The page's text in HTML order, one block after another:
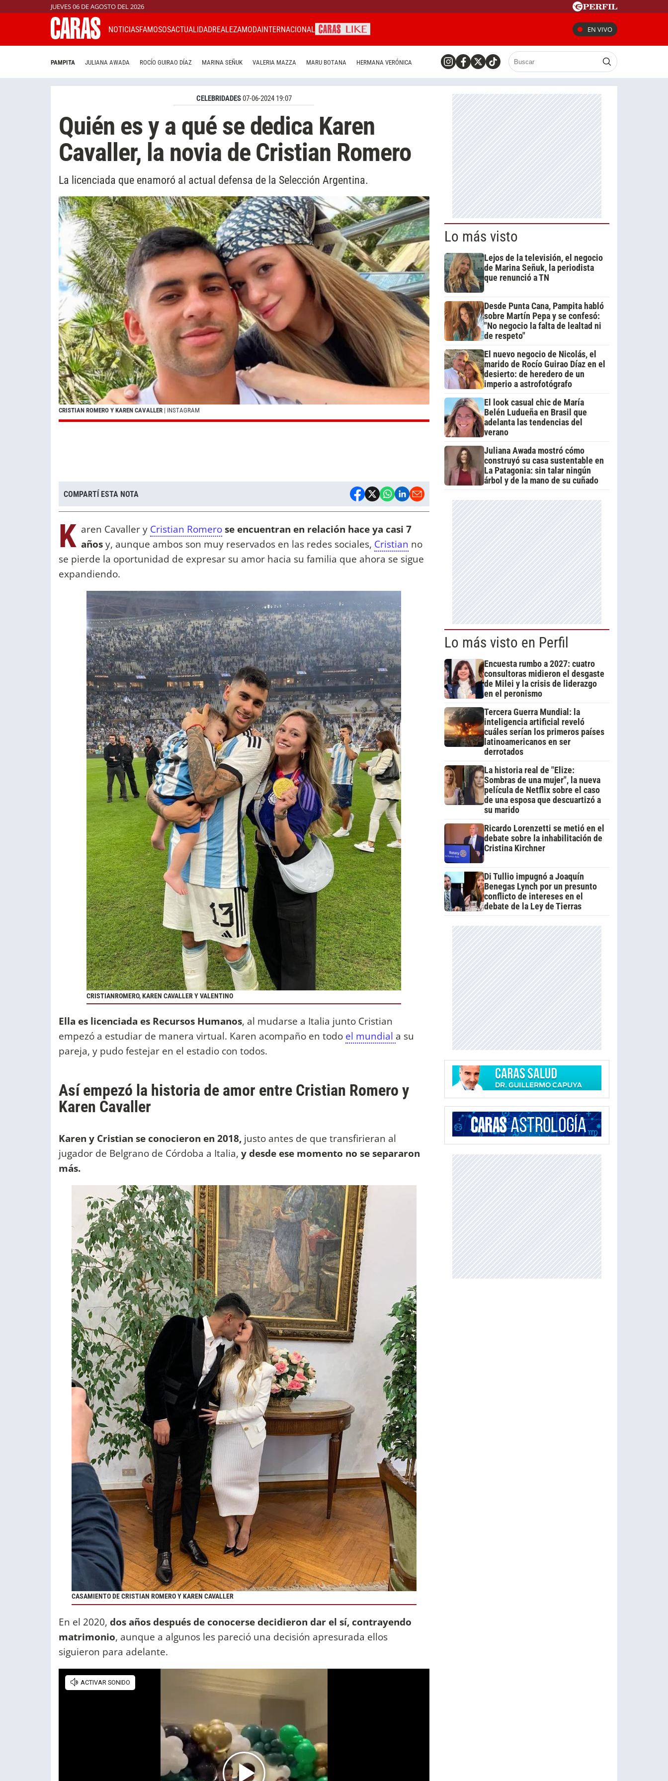
JUEVES 06 DE AGOSTO DEL 2026
NOTICIASFAMOSOSACTUALIDADREALEZAMODAINTERNACIONAL EN VIVO
PAMPITA JULIANA AWADA ROCÍO GUIRAO DÍAZ MARINA SEÑUK VALERIA MAZZA MARU BOTANA HERMANA VERÓNICA
CELEBRIDADES07-06-2024 19:07
Quién es y a qué se dedica Karen
Cavaller, la novia de Cristian Romero
La licenciada que enamoró al actual defensa de la Selección Argentina.
CRISTIAN ROMERO Y KAREN CAVALLER | INSTAGRAM
COMPARTÍ ESTA NOTA
K aren Cavaller y Cristian Romerose encuentran en relación hace ya casi 7
añosy, aunque ambos son muy reservados en las redes sociales, Cristian no
se pierde la oportunidad de expresar su amor hacia su familia que ahora se sigue
expandiendo.
CRISTIANROMERO, KAREN CAVALLER Y VALENTINO
Ella es licenciada es Recursos Humanos, al mudarse a Italia junto Cristian
empezó a estudiar de manera virtual. Karen acompaño en todo el mundial a su
pareja, y pudo festejar en el estadio con todos.
Así empezó la historia de amor entre Cristian Romero y
Karen Cavaller
Karen y Cristian se conocieron en 2018, justo antes de que transfirieran al
jugador de Belgrano de Córdoba a Italia, y desde ese momento no se separaron
más.
CASAMIENTO DE CRISTIAN ROMERO Y KAREN CAVALLER
En el 2020, dos años después de conocerse decidieron dar el sí, contrayendo
matrimonio, aunque a algunos les pareció una decisión apresurada ellos
siguieron para adelante.
Lo más visto
Lejos de la televisión, el negocio
de Marina Señuk, la periodista
que renunció a TN
Desde Punta Cana, Pampita habló
sobre Martín Pepa y se confesó:
"No negocio la falta de lealtad ni
de respeto"
El nuevo negocio de Nicolás, el
marido de Rocío Guirao Díaz en el
desierto: de heredero de un
imperio a astrofotógrafo
El look casual chic de María
Belén Ludueña en Brasil que
adelanta las tendencias del
verano
Juliana Awada mostró cómo
construyó su casa sustentable en
La Patagonia: sin talar ningún
árbol y de la mano de su cuñado
Lo más visto en Perfil
Encuesta rumbo a 2027: cuatro
consultoras midieron el desgaste
de Milei y la crisis de liderazgo
en el peronismo
Tercera Guerra Mundial: la
inteligencia artificial reveló
cuáles serían los primeros países
latinoamericanos en ser
derrotados
La historia real de "Elize:
Sombras de una mujer", la nueva
película de Netflix sobre el caso
de una esposa que descuartizó a
su marido
Ricardo Lorenzetti se metió en el
debate sobre la inhabilitación de
Cristina Kirchner
Di Tullio impugnó a Joaquín
Benegas Lynch por un presunto
conflicto de intereses en el
debate de la Ley de Tierras